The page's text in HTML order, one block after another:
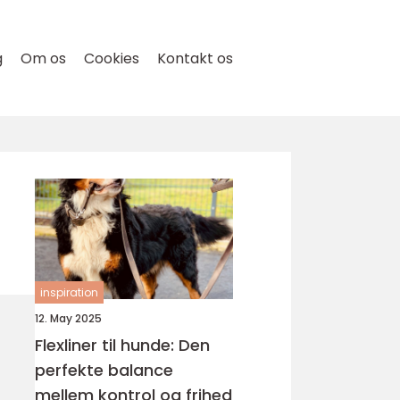
Om os Cookies Kontakt os
inspiration
12. May 2025
Flexliner til hunde: Den
perfekte balance
mellem kontrol og frihed